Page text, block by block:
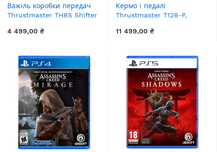
Важіль коробки передач
Thrustmaster TH8S Shifter
4 499,00 ₴
Кермо і педалі
Thrustmaster T128-P,
11 499,00 ₴